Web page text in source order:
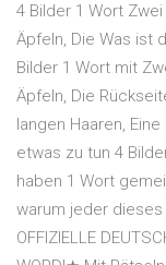
4 Bilder 1 Wort
Äpfeln, Die Was ist
Bilder 1 Wort mit
Äpfeln, Die
langen Haaren,
etwas zu tun 4
haben 1 Wort
warum jeder dieses
OFFIZIELLE